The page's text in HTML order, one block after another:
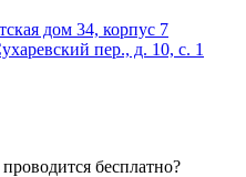
дом 34, корпус 7
пер., д. 10, с. 1
бесплатно?